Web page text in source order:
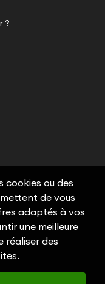
?
cookies ou des
de vous
adaptés à vos
une meilleure
réaliser des